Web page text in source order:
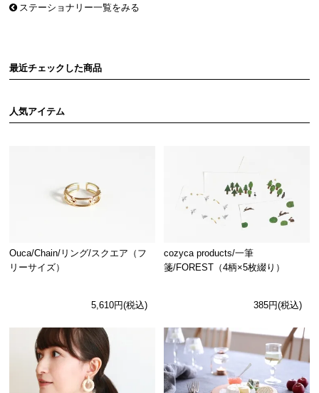
ステーショナリー一覧をみる
最近チェックした商品
人気アイテム
Ouca/Chain/リング/スクエア（フ
リーサイズ）
5,610円(税込)
cozyca products/一筆
箋/FOREST（4柄×5枚綴り）
385円(税込)